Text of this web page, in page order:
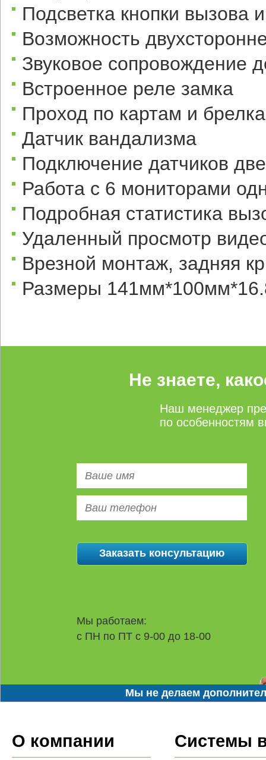
Подсветка кнопки вызова
Возможность
Звуковое сопровождение
Встроенное реле замка
Проход по картам и
Датчик вандализма
Подключение датчиков
Работа с 6 мониторами
Подробная статистика
Удаленный просмотр
Врезной монтаж, задняя
Размеры
Не знаете,
Наш менеджер
по особенностям
Мы работаем:
с ПН по ПТ с 9-00 до 18-00
Мы не делаем
О компании Системы